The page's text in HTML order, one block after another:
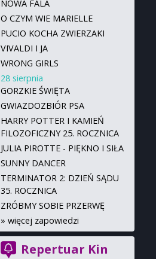
NOWA FALA
O CZYM WIE MARIELLE
PUCIO KOCHA ZWIERZAKI
VIVALDI I JA
WRONG GIRLS
28 sierpnia
GORZKIE ŚWIĘTA
GWIAZDOZBIÓR PSA
HARRY POTTER I KAMIEŃ
FILOZOFICZNY 25. ROCZNICA
JULIA PIROTTE - PIĘKNO I SIŁA
SUNNY DANCER
TERMINATOR 2: DZIEŃ SĄDU
35. ROCZNICA
ZRÓBMY SOBIE PRZERWĘ
» więcej zapowiedzi
Repertuar Kin